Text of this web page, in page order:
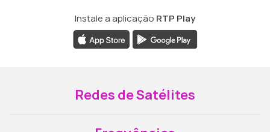
Instale a aplicação RTP Play
Redes de Satélites